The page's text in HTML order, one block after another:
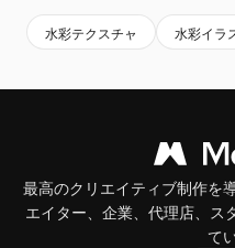
水彩テクスチャ 水彩イラ
最高のクリエイティブ制作を
エイター、企業、代理店、ス
て